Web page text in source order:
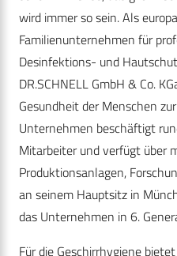
wird immer so sein. Als
Familienunternehmen für
Desinfektions- und
DR.SCHNELL GmbH & Co.
Gesundheit der Menschen
Unternehmen beschäftigt
Mitarbeiter und verfügt über
Produktionsanlagen,
an seinem Hauptsitz in
das Unternehmen in 6.
Für die Geschirrhygiene